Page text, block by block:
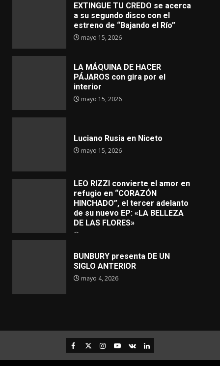
EXTINGUE TU CREDO se acerca
a su segundo disco con el
estreno de “Bajando el Río”
mayo 15, 2026
LA MÁQUINA DE HACER
PÁJAROS con gira por el
interior
mayo 15, 2026
Luciano Rusia en Niceto
mayo 15, 2026
LEO RIZZI convierte el amor en
refugio en “CORAZÓN
HINCHADO”, el tercer adelanto
de su nuevo EP: «LA BELLEZA
DE LAS FLORES»
BUNBURY presenta DE UN
SIGLO ANTERIOR
mayo 4, 2026
Facebook
TwitterInstagram
Youtube
VK LinkedIn